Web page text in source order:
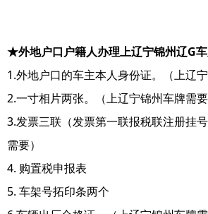
★外地户口户籍人办理上辽宁锦州辽G车
1.外地户口的车主本人身份证。（上辽宁
2.一寸相片两张。（上辽宁锦州车牌需要
3.发票三联（发票第一联报税联注册挂
需要）
4. 购置税申报表
5. 车架号拓印条两个